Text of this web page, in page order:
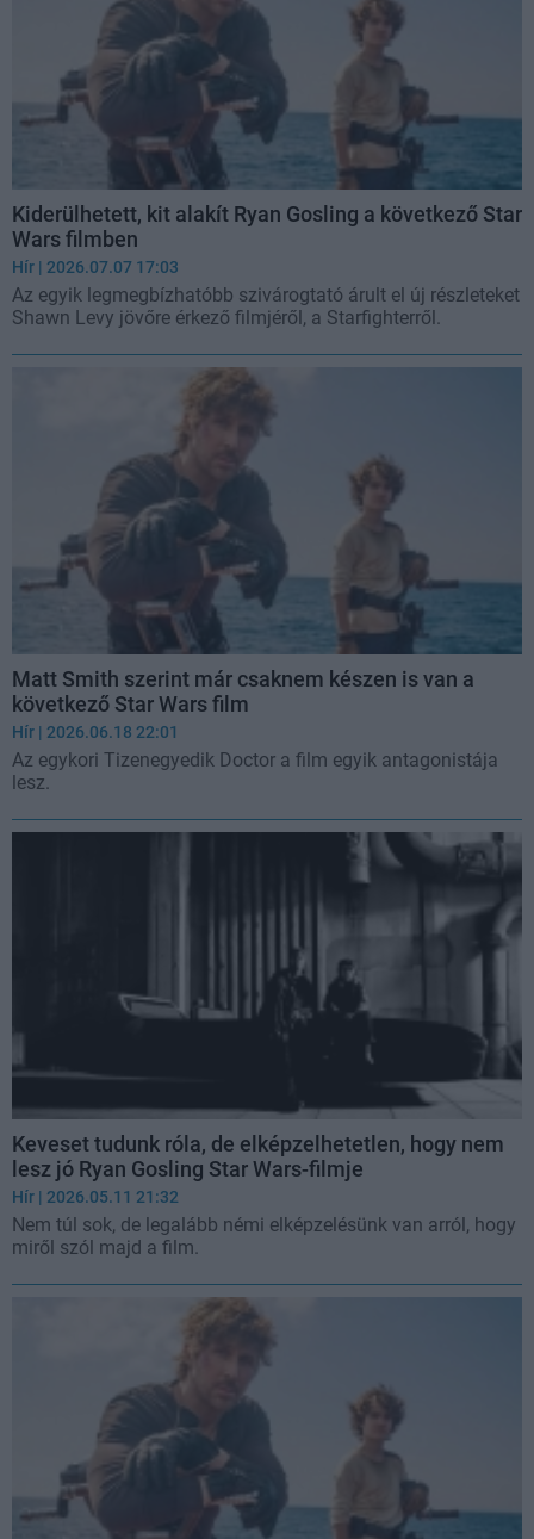
Kiderülhetett, kit alakít Ryan Gosling a következő Star
Wars filmben
Hír | 2026.07.07 17:03
Az egyik legmegbízhatóbb szivárogtató árult el új részleteket
Shawn Levy jövőre érkező filmjéről, a Starfighterről.
Matt Smith szerint már csaknem készen is van a
következő Star Wars film
Hír | 2026.06.18 22:01
Az egykori Tizenegyedik Doctor a film egyik antagonistája
lesz.
Keveset tudunk róla, de elképzelhetetlen, hogy nem
lesz jó Ryan Gosling Star Wars-filmje
Hír | 2026.05.11 21:32
Nem túl sok, de legalább némi elképzelésünk van arról, hogy
miről szól majd a film.